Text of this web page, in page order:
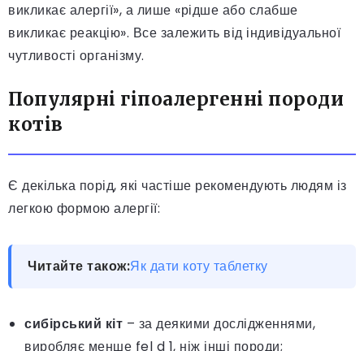
викликає алергії», а лише «рідше або слабше
викликає реакцію». Все залежить від індивідуальної
чутливості організму.
Популярні гіпоалергенні породи
котів
Є декілька порід, які частіше рекомендують людям із
легкою формою алергії:
Читайте також:Як дати коту таблетку
сибірський кіт – за деякими дослідженнями,
виробляє менше fel d 1, ніж інші породи;